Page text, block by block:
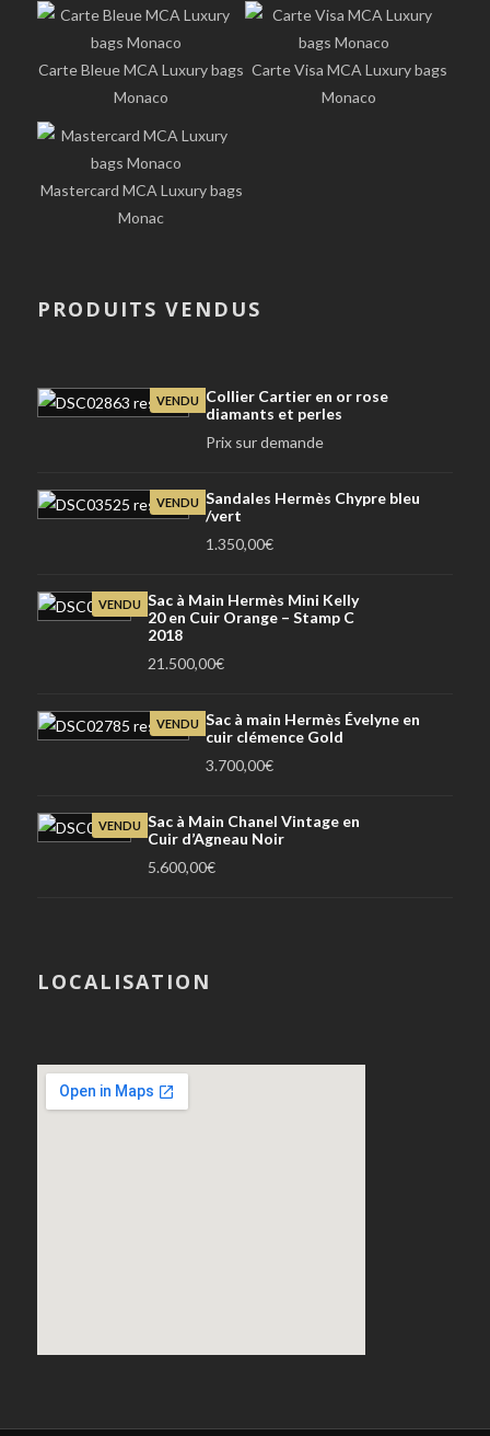
Carte Bleue MCA Luxury bags
Monaco
Carte Visa MCA Luxury bags
Monaco
Mastercard MCA Luxury bags
Monac
PRODUITS VENDUS
VENDU
Collier Cartier en or rose
diamants et perles
Prix sur demande
VENDU Sandales Hermès Chypre bleu
/vert
1.350,00€
VENDU Sac à Main Hermès Mini Kelly
20 en Cuir Orange – Stamp C
2018
21.500,00€
VENDU Sac à main Hermès Évelyne en
cuir clémence Gold
3.700,00€
VENDU Sac à Main Chanel Vintage en
Cuir d’Agneau Noir
5.600,00€
LOCALISATION